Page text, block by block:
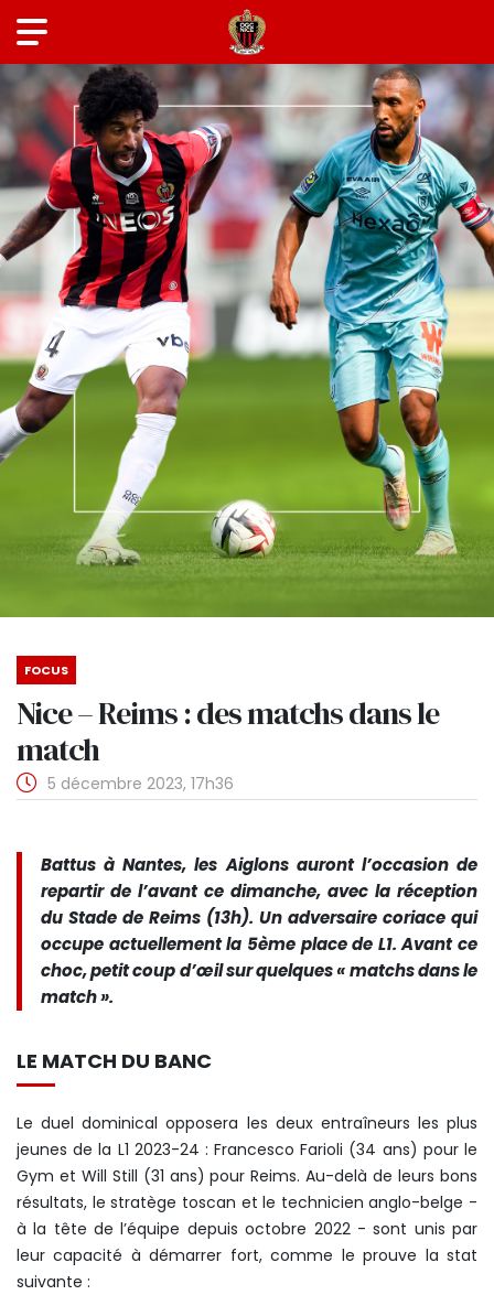
FOCUS
Nice – Reims : des matchs dans le
match
5 décembre 2023, 17h36
Battus à Nantes, les Aiglons auront l’occasion de
repartir de l’avant ce dimanche, avec la réception
du Stade de Reims (13h). Un adversaire coriace qui
occupe actuellement la 5ème place de L1. Avant ce
choc, petit coup d’œil sur quelques « matchs dans le
match ».
LE MATCH DU BANC
Le duel dominical opposera les deux entraîneurs les plus
jeunes de la L1 2023-24 : Francesco Farioli (34 ans) pour le
Gym et Will Still (31 ans) pour Reims. Au-delà de leurs bons
résultats, le stratège toscan et le technicien anglo-belge -
à la tête de l’équipe depuis octobre 2022 - sont unis par
leur capacité à démarrer fort, comme le prouve la stat
suivante :